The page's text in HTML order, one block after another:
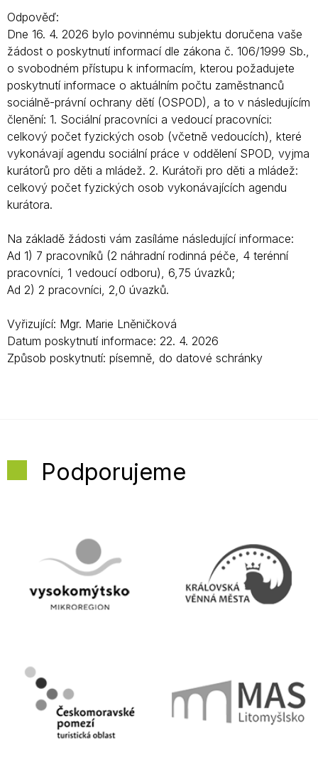
Odpověď:
Dne 16. 4. 2026 bylo povinnému subjektu doručena vaše
žádost o poskytnutí informací dle zákona č. 106/1999 Sb.,
o svobodném přístupu k informacím, kterou požadujete
poskytnutí informace o aktuálním počtu zaměstnanců
sociálně-právní ochrany dětí (OSPOD), a to v následujícím
členění: 1. Sociální pracovníci a vedoucí pracovníci:
celkový počet fyzických osob (včetně vedoucích), které
vykonávají agendu sociální práce v oddělení SPOD, vyjma
kurátorů pro děti a mládež. 2. Kurátoři pro děti a mládež:
celkový počet fyzických osob vykonávajících agendu
kurátora.
Na základě žádosti vám zasíláme následující informace:
Ad 1) 7 pracovníků (2 náhradní rodinná péče, 4 terénní
pracovníci, 1 vedoucí odboru), 6,75 úvazků;
Ad 2) 2 pracovníci, 2,0 úvazků.
Vyřizující: Mgr. Marie Lněničková
Datum poskytnutí informace: 22. 4. 2026
Způsob poskytnutí: písemně, do datové schránky
Podporujeme